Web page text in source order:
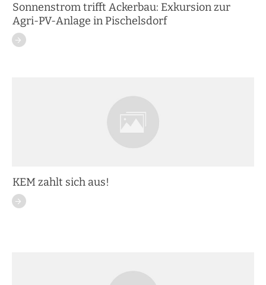
Sonnenstrom trifft Ackerbau: Exkursion zur
Agri-PV-Anlage in Pischelsdorf
KEM zahlt sich aus!